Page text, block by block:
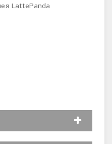
LattePanda